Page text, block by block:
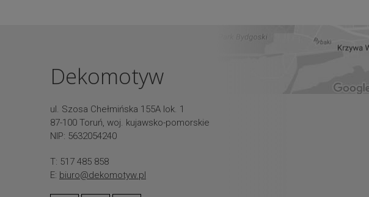
Dekomotyw
ul. Szosa Chełmińska 155A lok. 1
87-100 Toruń, woj. kujawsko-pomorskie
NIP: 5632054240
T: 517 485 858
E: biuro@dekomotyw.pl